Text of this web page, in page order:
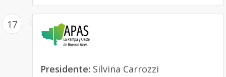
17
Presidente: Silvina Carrozzi